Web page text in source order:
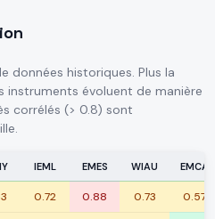
données historiques. Plus la
instruments évoluent de manière
corrélés (> 0.8) sont
IEML EMES WIAU EMCA
0.72 0.88 0.73 0.57